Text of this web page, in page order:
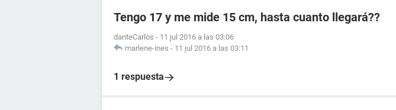
Tengo 17 y me mide 15 cm, hasta cuanto llegará??
danteCarlos - 11 jul 2016 a las 03:06
marlene-ines - 11 jul 2016 a las 03:11
1 respuesta